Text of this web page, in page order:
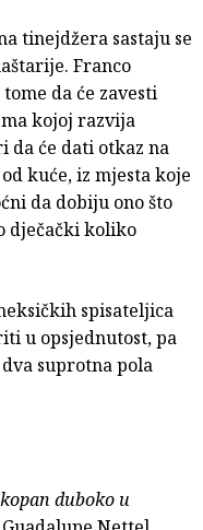
tinejdžera sastaju se
Franco
da će zavesti
kojoj razvija
da će dati otkaz na
kuće, iz mjesta koje
da dobiju ono što
dječački koliko
spisateljica
u opsjednutost, pa
suprotna pola
duboko u